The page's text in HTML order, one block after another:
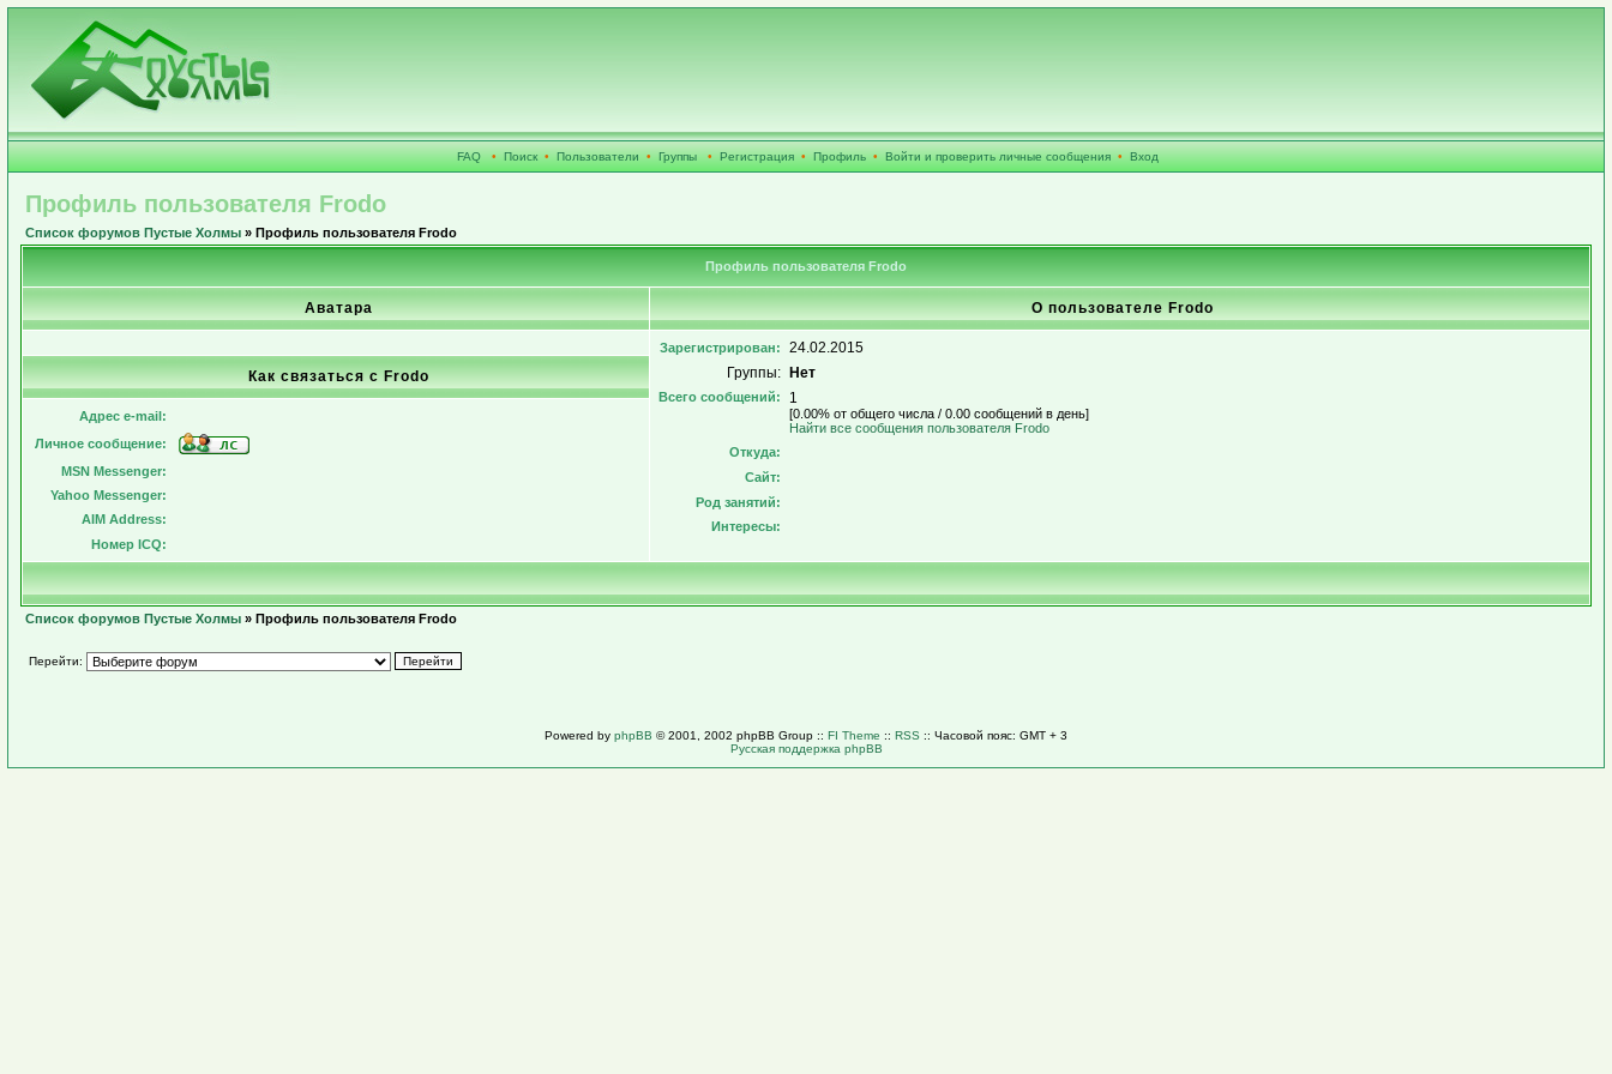
FAQ • Поиск • Пользователи • Группы • Регистрация • Профиль • Войти и проверить личные сообщения • Вход
Профиль пользователя Frodo
Список форумов Пустые Холмы » Профиль пользователя Frodo
Профиль пользователя Frodo
Аватара О пользователе Frodo
Зарегистрирован:
24.02.2015
Группы:
Нет
Всего сообщений: 1
[0.00% от общего числа / 0.00 сообщений в день]
Найти все сообщения пользователя Frodo
Откуда:
Сайт:
Род занятий:
Интересы:
Как связаться с Frodo
Адрес e-mail:
Личное сообщение:
MSN Messenger:
Yahoo Messenger:
AIM Address:
Номер ICQ:
Список форумов Пустые Холмы » Профиль пользователя Frodo
Перейти:
Powered by phpBB © 2001, 2002 phpBB Group :: FI Theme :: RSS :: Часовой пояс: GMT + 3
Русская поддержка phpBB